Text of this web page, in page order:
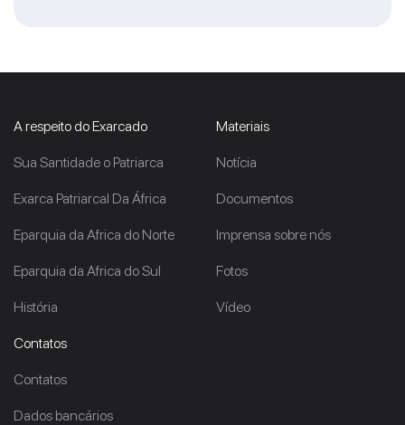
A respeito do Exarcado
Sua Santidade o Patriarca
Exarca Patriarcal Da África
Eparquia da Africa do Norte
Eparquia da Africa do Sul
História
Materiais
Notícia
Documentos
Imprensa sobre nós
Fotos
Vídeo
Contatos
Contatos
Dados bancários